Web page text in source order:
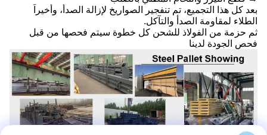
بعد كل هذا التجميع، تم تنفجير الصواريخ لإزالة الصدأ، وأخيراً
الطلاء لمقاومة الصدأ والتآكل.
ثم حزمة من الفولاذ للشحن كل خطوة سيتم فحصها من قبل
فحص الجودة لدينا